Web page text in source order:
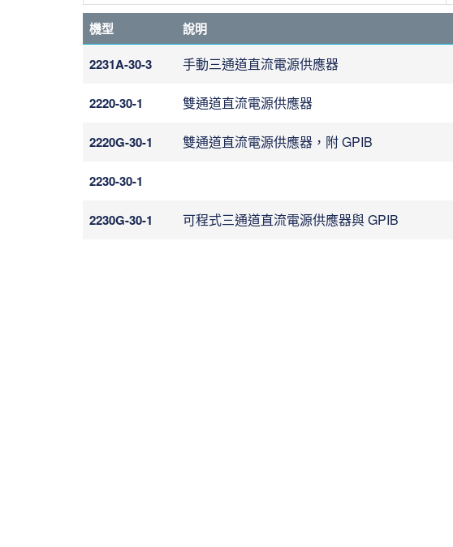
機型 說明
2231A-30-3
手動三通道直流電源供應器
2220-30-1 雙通道直流電源供應器
2220G-30-1 雙通道直流電源供應器，附 GPIB
2230-30-1
2230G-30-1 可程式三通道直流電源供應器與 GPIB